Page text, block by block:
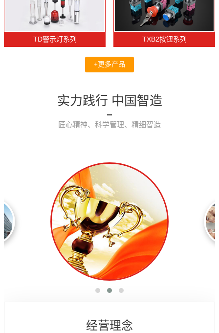
TD警示灯系列 TXB2按钮系列
+更多产品
实力践行 中国智造
匠心精神、科学管理、精细智造
经营理念